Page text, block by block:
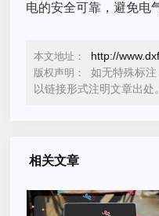
电的安全可靠，避免电
本文地址： http://
版权声明：
如无特殊标
以链接形式注明文章出处。
相关文章